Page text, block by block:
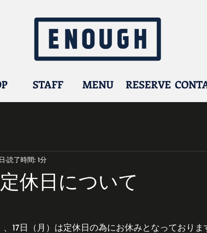
STAFF MENU RESERVE
休日について
読了時間: 1分
17日（月）は定休日の為にお休みとなっておりま